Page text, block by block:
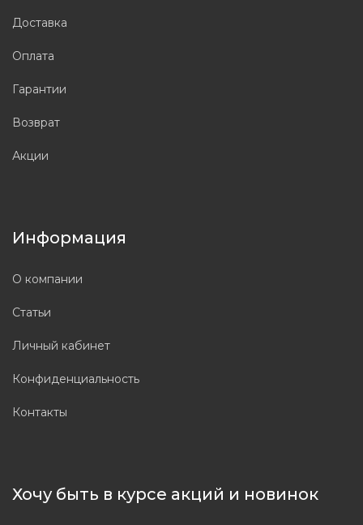
Доставка
Оплата
Гарантии
Возврат
Акции
Информация
О компании
Статьи
Личный кабинет
Конфиденциальность
Контакты
Хочу быть в курсе акций и новинок